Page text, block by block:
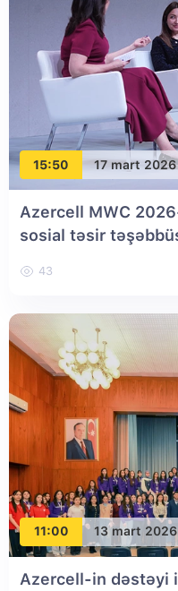
15:50 17 mart 2026
Azercell MWC
sosial təsir
43
11:00 13 mart 2026
Azercell-in dəstəyi